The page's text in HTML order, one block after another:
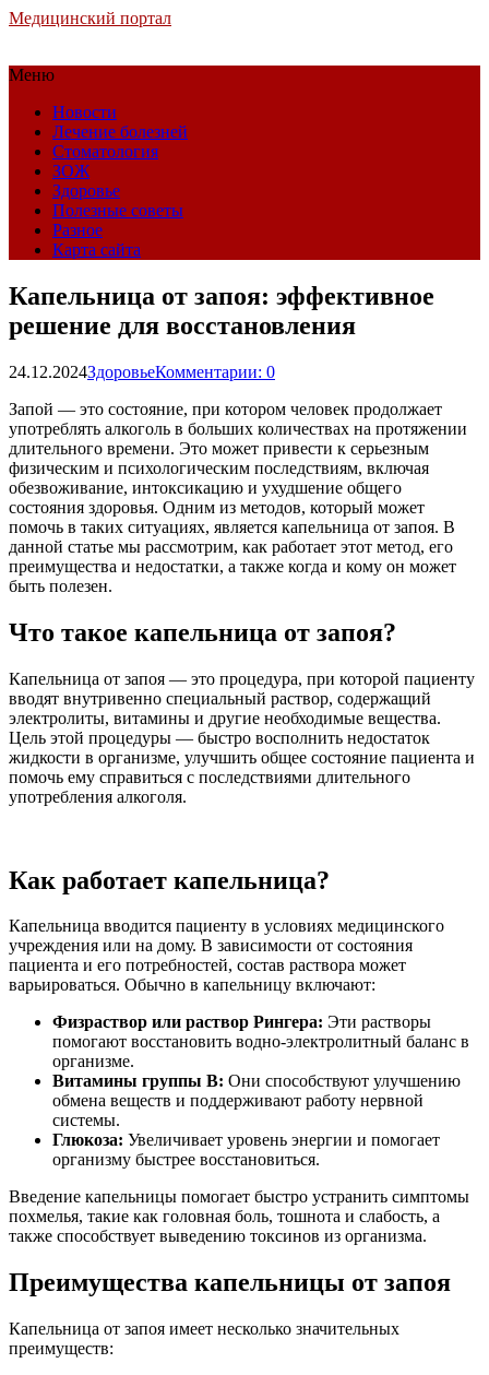
Медицинский портал
Меню
Новости
Лечение болезней
Стоматология
ЗОЖ
Здоровье
Полезные советы
Разное
Карта сайта
Капельница от запоя: эффективное
решение для восстановления
24.12.2024ЗдоровьеКомментарии: 0
Запой — это состояние, при котором человек продолжает
употреблять алкоголь в больших количествах на протяжении
длительного времени. Это может привести к серьезным
физическим и психологическим последствиям, включая
обезвоживание, интоксикацию и ухудшение общего
состояния здоровья. Одним из методов, который может
помочь в таких ситуациях, является капельница от запоя. В
данной статье мы рассмотрим, как работает этот метод, его
преимущества и недостатки, а также когда и кому он может
быть полезен.
Что такое капельница от запоя?
Капельница от запоя — это процедура, при которой пациенту
вводят внутривенно специальный раствор, содержащий
электролиты, витамины и другие необходимые вещества.
Цель этой процедуры — быстро восполнить недостаток
жидкости в организме, улучшить общее состояние пациента и
помочь ему справиться с последствиями длительного
употребления алкоголя.
Как работает капельница?
Капельница вводится пациенту в условиях медицинского
учреждения или на дому. В зависимости от состояния
пациента и его потребностей, состав раствора может
варьироваться. Обычно в капельницу включают:
Физраствор или раствор Рингера: Эти растворы
помогают восстановить водно-электролитный баланс в
организме.
Витамины группы B: Они способствуют улучшению
обмена веществ и поддерживают работу нервной
системы.
Глюкоза: Увеличивает уровень энергии и помогает
организму быстрее восстановиться.
Введение капельницы помогает быстро устранить симптомы
похмелья, такие как головная боль, тошнота и слабость, а
также способствует выведению токсинов из организма.
Преимущества капельницы от запоя
Капельница от запоя имеет несколько значительных
преимуществ: